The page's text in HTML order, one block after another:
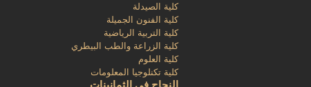
كلية الصيدلة
كلية الفنون الجميلة
كلية التربية الرياضية
كلية الزراعة والطب البيطري
كلية العلوم
كلية تكنلوجيا المعلومات
النجاح في الثمانينات